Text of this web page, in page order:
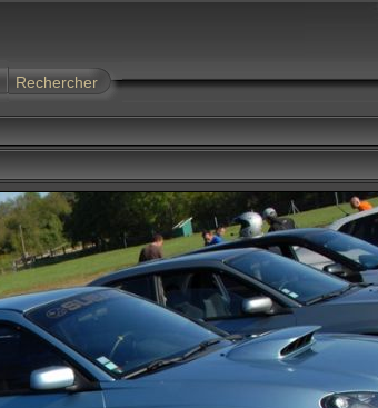
Rechercher